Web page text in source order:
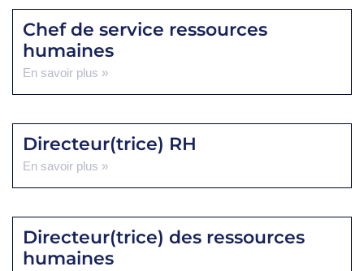
Chef de service ressources
humaines
En savoir plus »
Directeur(trice) RH
En savoir plus »
Directeur(trice) des ressources
humaines